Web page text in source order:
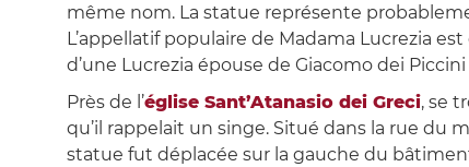
même nom. La statue représente
L’appellatif populaire de Madama Lucrezia
d’une Lucrezia épouse de Giacomo dei
Près de l’église Sant’Atanasio dei Greci, se
qu’il rappelait un singe. Situé dans la rue du
statue fut déplacée sur la gauche du